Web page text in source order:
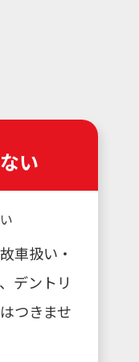
い
車扱い・
デントリ
つきませ